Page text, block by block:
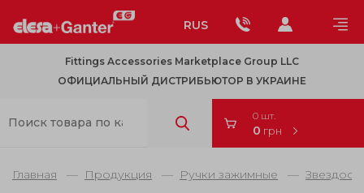
RUS
Fittings Accessories Marketplace Group LLC
ОФИЦИАЛЬНЫЙ ДИСТРИБЬЮТОР В УКРАИНЕ
0 шт.
0 грн
Главная Продукция Ручки зажимные